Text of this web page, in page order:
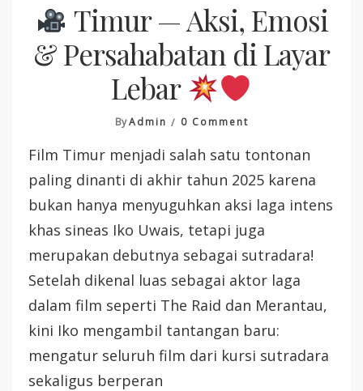
Timur — Aksi, Emosi
& Persahabatan di Layar
Lebar
ByAdmin 0 CommentOn
Timur
—
Aksi,
Emosi
Persahabatan
Di
Layar
Film Timur menjadi salah satu tontonan
paling dinanti di akhir tahun 2025 karena
bukan hanya menyuguhkan aksi laga intens
khas sineas Iko Uwais, tetapi juga
merupakan debutnya sebagai sutradara!
Setelah dikenal luas sebagai aktor laga
dalam film seperti The Raid dan Merantau,
kini Iko mengambil tantangan baru:
mengatur seluruh film dari kursi sutradara
sekaligus berperan